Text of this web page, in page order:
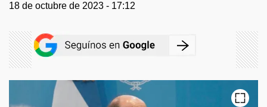
18 de octubre de 2023 - 17:12